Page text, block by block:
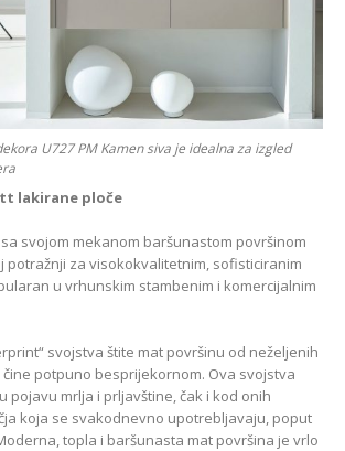
U727 PM Kamen siva je idealna za izgled
lakirane ploče
sa svojom mekanom baršunastom površinom
potražnji za visokokvalitetnim, sofisticiranim
u vrhunskim stambenim i komercijalnim
svojstva štite mat površinu od neželjenih
potpuno besprijekornom. Ova svojstva
pojavu mrlja i prljavštine, čak i kod onih
koja se svakodnevno upotrebljavaju, poput
topla i baršunasta mat površina je vrlo